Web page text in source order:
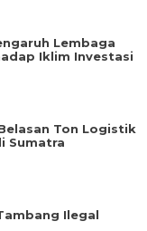
Lembaga
Iklim Investasi
Ton Logistik
Sumatra
Ilegal